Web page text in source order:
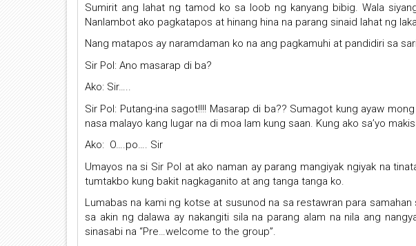
Sumirit ang lahat ng tamod ko sa loob ng kanyang bibig. Wala
Nanlambot ako pagkatapos at hinang hina na parang sinaid lahat ng
Nang matapos ay naramdaman ko na ang pagkamuhi at pandidiri sa
Sir Pol: Ano masarap di ba?
Ako: Sir…..
Sir Pol: Putang-ina sagot!!!! Masarap di ba?? Sumagot kung ayaw
nasa malayo kang lugar na di moa lam kung saan. Kung ako sa’yo
Ako: O….po…. Sir
Umayos na si Sir Pol at ako naman ay parang mangiyak ngiyak na
tumtakbo kung bakit nagkaganito at ang tanga tanga ko.
Lumabas na kami ng kotse at susunod na sa restawran para samahan
sa akin ng dalawa ay nakangiti sila na parang alam na nila ang
sinasabi na “Pre…welcome to the group”.